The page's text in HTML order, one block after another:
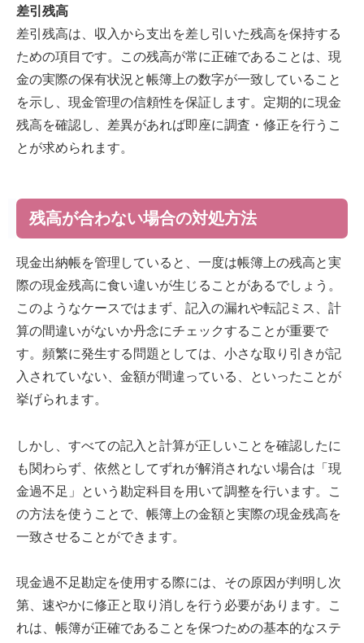
差引残高
差引残高は、収入から支出を差し引いた残高を保持する
ための項目です。この残高が常に正確であることは、現
金の実際の保有状況と帳簿上の数字が一致していること
を示し、現金管理の信頼性を保証します。定期的に現金
残高を確認し、差異があれば即座に調査・修正を行うこ
とが求められます。
残高が合わない場合の対処方法
現金出納帳を管理していると、一度は帳簿上の残高と実
際の現金残高に食い違いが生じることがあるでしょう。
このようなケースではまず、記入の漏れや転記ミス、計
算の間違いがないか丹念にチェックすることが重要で
す。頻繁に発生する問題としては、小さな取り引きが記
入されていない、金額が間違っている、といったことが
挙げられます。
しかし、すべての記入と計算が正しいことを確認したに
も関わらず、依然としてずれが解消されない場合は「現
金過不足」という勘定科目を用いて調整を行います。こ
の方法を使うことで、帳簿上の金額と実際の現金残高を
一致させることができます。
現金過不足勘定を使用する際には、その原因が判明し次
第、速やかに修正と取り消しを行う必要があります。こ
れは、帳簿が正確であることを保つための基本的なステ